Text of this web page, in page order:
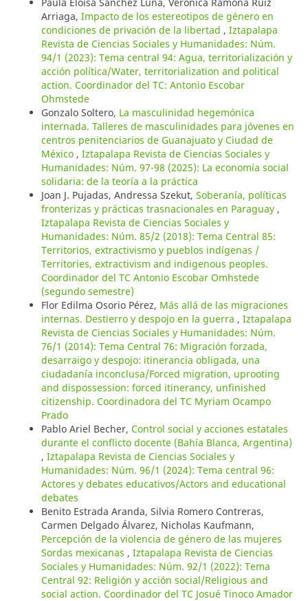
Arriaga, Impacto de los estereotipos de género en
condiciones de privación de la libertad , Iztapalapa
Revista de Ciencias Sociales y Humanidades: Núm.
94/1 (2023): Tema central 94: Agua, territorialización y
acción política/Water, territorialization and political
action. Coordinador del TC: Antonio Escobar
Ohmstede
Gonzalo Soltero, La masculinidad hegemónica
internada. Talleres de masculinidades para jóvenes en
centros penitenciarios de Guanajuato y Ciudad de
México , Iztapalapa Revista de Ciencias Sociales y
Humanidades: Núm. 97-98 (2025): La economía social
solidaria: de la teoría a la práctica
Joan J. Pujadas, Andressa Szekut, Soberanía, políticas
fronterizas y prácticas trasnacionales en Paraguay ,
Iztapalapa Revista de Ciencias Sociales y
Humanidades: Núm. 85/2 (2018): Tema Central 85:
Territorios, extractivismo y pueblos indígenas /
Territories, extractivism and indigenous peoples.
Coordinador del TC Antonio Escobar Omhstede
(segundo semestre)
Flor Edilma Osorio Pérez, Más allá de las migraciones
internas. Destierro y despojo en la guerra , Iztapalapa
Revista de Ciencias Sociales y Humanidades: Núm.
76/1 (2014): Tema Central 76: Migración forzada,
desarraigo y despojo: itinerancia obligada, una
ciudadanía inconclusa/Forced migration, uprooting
and dispossession: forced itinerancy, unfinished
citizenship. Coordinadora del TC Myriam Ocampo
Prado
Pablo Ariel Becher, Control social y acciones estatales
durante el conflicto docente (Bahía Blanca, Argentina)
, Iztapalapa Revista de Ciencias Sociales y
Humanidades: Núm. 96/1 (2024): Tema central 96:
Actores y debates educativos/Actors and educational
debates
Benito Estrada Aranda, Silvia Romero Contreras,
Carmen Delgado Álvarez, Nicholas Kaufmann,
Percepción de la violencia de género de las mujeres
Sordas mexicanas , Iztapalapa Revista de Ciencias
Sociales y Humanidades: Núm. 92/1 (2022): Tema
Central 92: Religión y acción social/Religious and
social action. Coordinador del TC Josué Tinoco Amador